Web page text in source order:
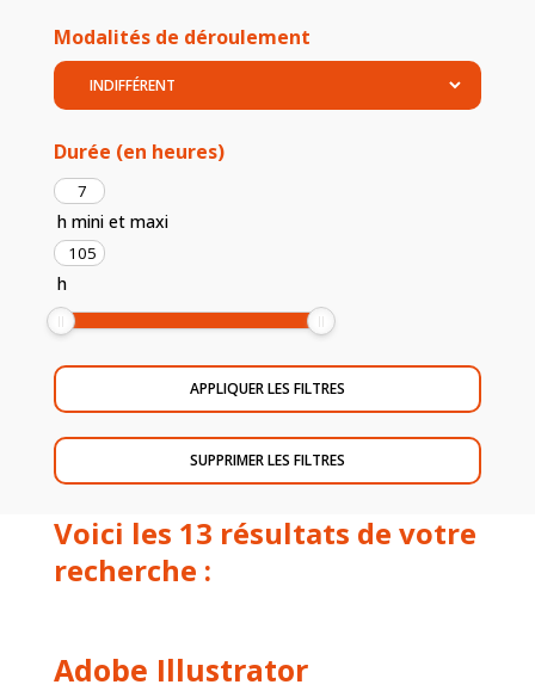
Modalités de déroulement
Durée (en heures)
h mini et maxi
h
Voici les 13 résultats de votre
recherche :
Adobe Illustrator